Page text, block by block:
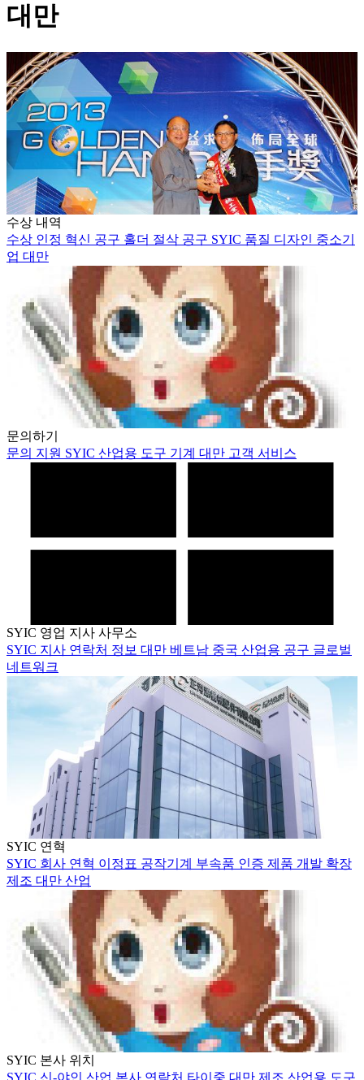
대만
수상 내역
수상 인정 혁신 공구 홀더 절삭 공구 SYIC 품질 디자인 중소기
업 대만
문의하기
문의 지원 SYIC 산업용 도구 기계 대만 고객 서비스
SYIC 영업 지사 사무소
SYIC 지사 연락처 정보 대만 베트남 중국 산업용 공구 글로벌
네트워크
SYIC 연혁
SYIC 회사 연혁 이정표 공작기계 부속품 인증 제품 개발 확장
제조 대만 산업
SYIC 본사 위치
SYIC 신-야인 산업 본사 연락처 타이중 대만 제조 산업용 도구